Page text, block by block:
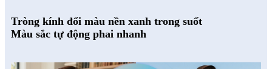
Tròng kính đổi màu nền xanh trong suốt
Màu sắc tự động phai nhanh